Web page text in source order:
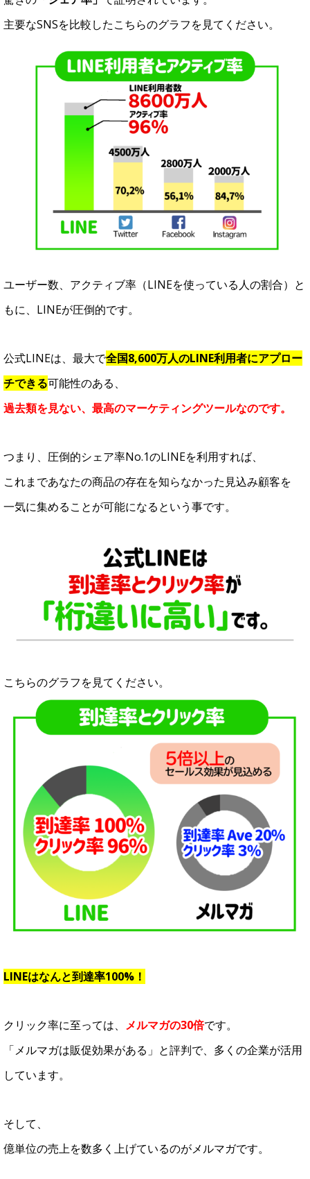
主要なSNSを比較したこちらのグラフを見てください。
ユーザー数、アクティブ率（LINEを使っている人の割合）と
もに、LINEが圧倒的です。
公式LINEは、最大で全国8,600万人のLINE利用者にアプロー
チできる可能性のある、
過去類を見ない、最高のマーケティングツールなのです。
つまり、圧倒的シェア率No.1のLINEを利用すれば、
これまであなたの商品の存在を知らなかった見込み顧客を
一気に集めることが可能になるという事です。
こちらのグラフを見てください。
LINEはなんと到達率100%！
クリック率に至っては、 メルマガの30倍です。
「メルマガは販促効果がある」と評判で、多くの企業が活用
しています。
そして、
億単位の売上を数多く上げているのがメルマガです。